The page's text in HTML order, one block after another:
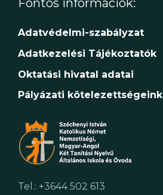
Adatvédelmi-szabályzat
Adatkezelési Tájékoztatók
Oktatási hivatal adatai
Pályázati kötelezettségeink
Tel.: +3644 502 613